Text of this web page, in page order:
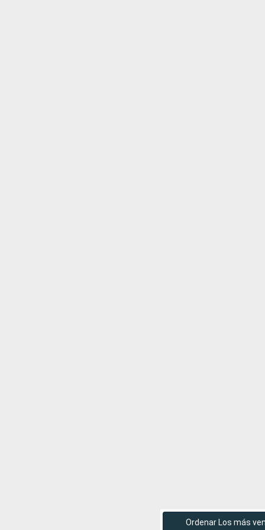
Ordenar Los más